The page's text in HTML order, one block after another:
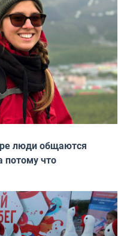
люди общаются
потому что